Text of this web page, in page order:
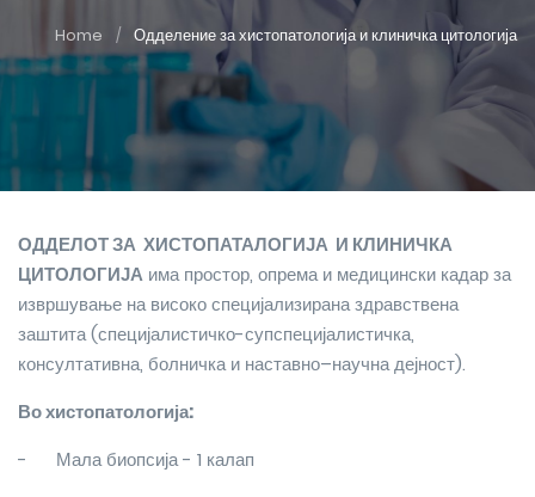
Home / Одделение за хистопатологија и клиничка цитологија
ОДДЕЛОТ ЗА ХИСТОПАТАЛОГИЈА И КЛИНИЧКА
ЦИТОЛОГИЈА има простор, опрема и медицински кадар за
извршување на високо специјализирана здравствена
заштита (специјалистичко-супспецијалистичка,
консултативна, болничка и наставно–научна дејност).
Во хистопатологија:
-
Мала биопсија - 1 калап